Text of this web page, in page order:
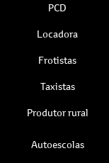
PCD
Locadora
Frotistas
Taxistas
Produtor rural
Autoescolas